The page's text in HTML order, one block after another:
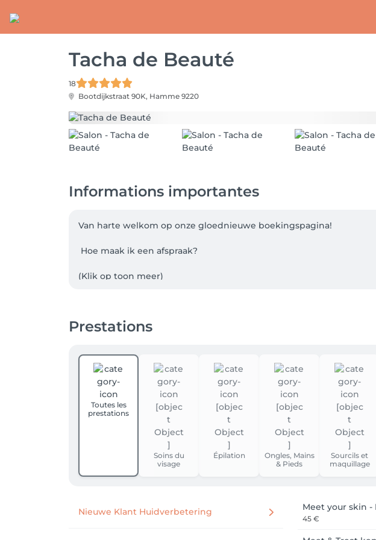
Tacha de Beauté
18
Bootdijkstraat 90K, Hamme 9220
Informations importantes
Van harte welkom op onze gloednieuwe boekingspagina!
(Klik op toon meer)
naar het salon voor meer info.
3. Zodra jouw afspraak is geboekt, ontvang je een e-mail met de
-> Op MIJN PROFIEL bovenaan rechts kun je altijd zien wanneer
48 uur van tevoren annuleren.
Vanaf nu is er ook een Salonkee app beschikbaar! Download de
afspraken te bekijken, verplaatsen of annuleren — waar en wanneer
Prestations
Toutes les
prestations
Soins du
visage
Épilation
Ongles, Mains
& Pieds
Sourcils et
maquillage
Nieuwe Klant Huidverbetering Meet your skin -
45 €